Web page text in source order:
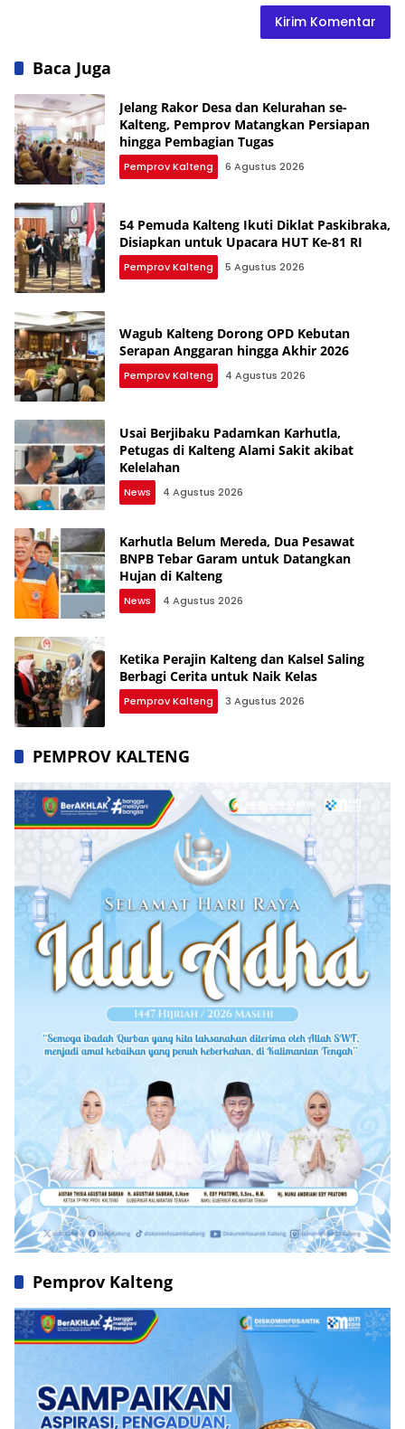
Baca Juga
Jelang Rakor Desa dan Kelurahan se-
Kalteng, Pemprov Matangkan Persiapan
hingga Pembagian Tugas
Pemprov Kalteng 6 Agustus 2026
54 Pemuda Kalteng Ikuti Diklat Paskibraka,
Disiapkan untuk Upacara HUT Ke-81 RI
Pemprov Kalteng 5 Agustus 2026
Wagub Kalteng Dorong OPD Kebutan
Serapan Anggaran hingga Akhir 2026
Pemprov Kalteng 4 Agustus 2026
Usai Berjibaku Padamkan Karhutla,
Petugas di Kalteng Alami Sakit akibat
Kelelahan
News 4 Agustus 2026
Karhutla Belum Mereda, Dua Pesawat
BNPB Tebar Garam untuk Datangkan
Hujan di Kalteng
News 4 Agustus 2026
Ketika Perajin Kalteng dan Kalsel Saling
Berbagi Cerita untuk Naik Kelas
Pemprov Kalteng 3 Agustus 2026
PEMPROV KALTENG
Pemprov Kalteng